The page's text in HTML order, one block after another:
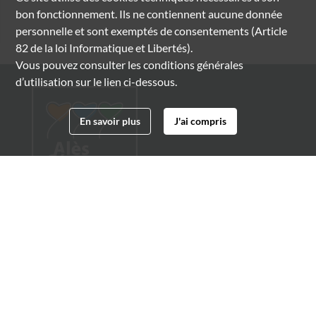
bon fonctionnement. Ils ne contiennent aucune donnée
personnelle et sont exemptés de consentements (Article
82 de la loi Informatique et Libertés).
Vous pouvez consulter les conditions générales
d’utilisation sur le lien ci-dessous.
En savoir plus J'ai compris